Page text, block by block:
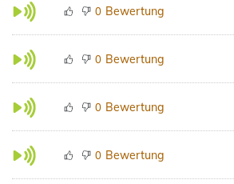
0 Bewertung
0 Bewertung
0 Bewertung
0 Bewertung